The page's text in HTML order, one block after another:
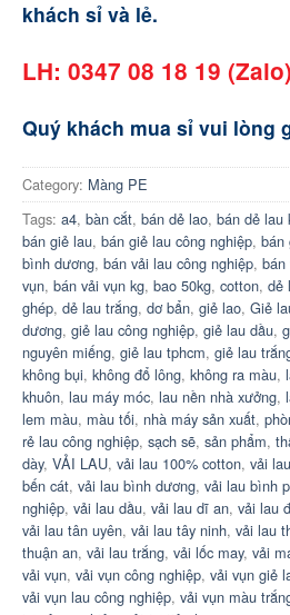
khách sỉ và lẻ.
LH: 0347 08 18 19 (Zalo)
Quý khách mua sỉ vui lòng
Category: Màng PE
Tags: a4, bàn cắt, bán dẻ lao, bán dẻ lau
bán giẻ lau, bán giẻ lau công nghiệp, bán
bình dương, bán vải lau công nghiệp, bán
vụn, bán vải vụn kg, bao 50kg, cotton, dẻ
ghép, dẻ lau trắng, dơ bẩn, giẻ lao, Giẻ
dương, giẻ lau công nghiệp, giẻ lau dầu,
nguyên miếng, giẻ lau tphcm, giẻ lau
không bụi, không đổ lông, không ra màu,
khuôn, lau máy móc, lau nền nhà xưởng,
lem màu, màu tối, nhà máy sản xuất,
rẻ lau công nghiệp, sạch sẽ, sản phẩm,
dày, VẢI LAU, vải lau 100% cotton, vải
bến cát, vải lau bình dương, vải lau bình
nghiệp, vải lau dầu, vải lau dĩ an, vải lau
vải lau tân uyên, vải lau tây ninh, vải lau
thuận an, vải lau trắng, vải lốc may, vải
vải vụn, vải vụn công nghiệp, vải vụn giẻ
vải vụn lau công nghiệp, vải vụn màu